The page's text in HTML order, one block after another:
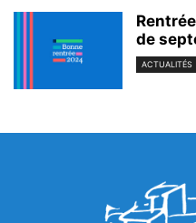
de
ACTUALITÉS